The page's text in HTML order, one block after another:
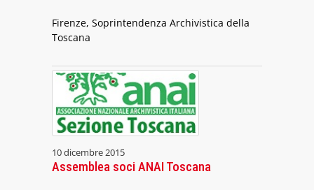
Firenze, Soprintendenza Archivistica della
Toscana
10 dicembre 2015
Assemblea soci ANAI Toscana